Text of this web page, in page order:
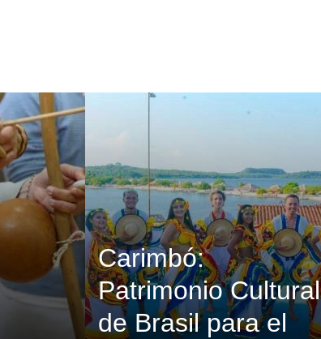
Carimbó:
Patrimonio Cultural
de Brasil para el